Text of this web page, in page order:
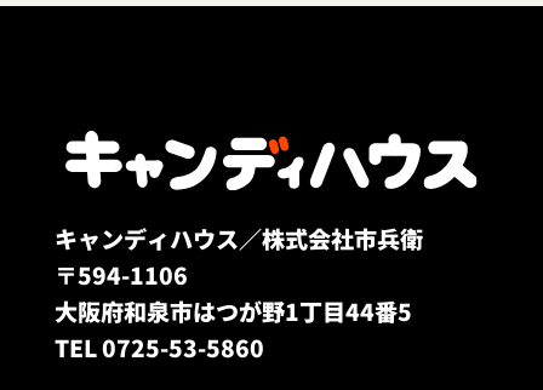
キャンディハウス／株式会社市兵衛
〒594-1106
大阪府和泉市はつが野1丁目44番5
TEL 0725-53-5860